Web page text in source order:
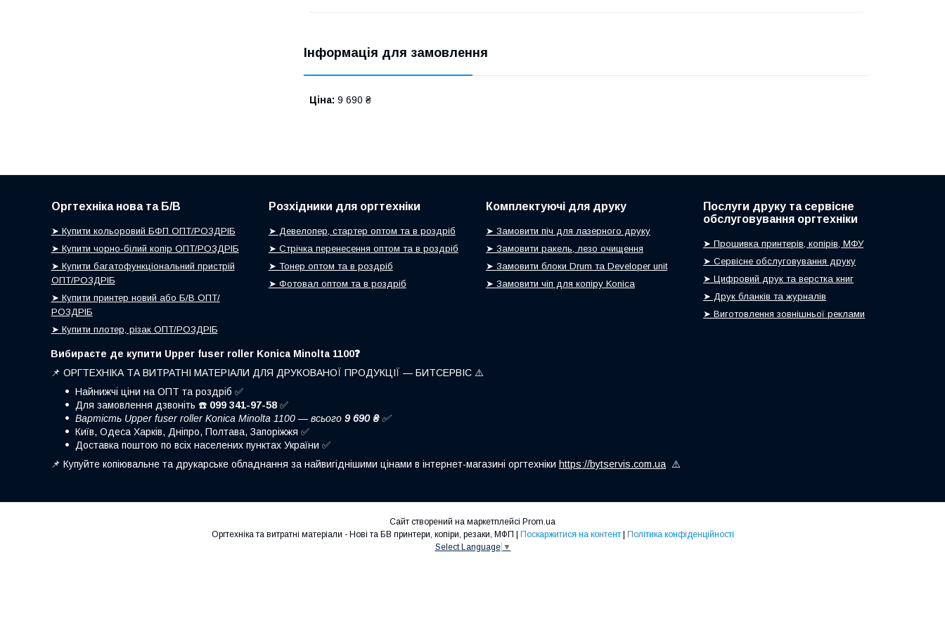
Інформація для замовлення
Ціна: 9 690 ₴
Оргтехніка нова та Б/В
➤ Купити кольоровий БФП ОПТ/РОЗДРІБ
➤ Купити чорно-білий копір ОПТ/РОЗДРІБ
➤ Купити багатофункціональний пристрій
ОПТ/РОЗДРІБ
➤ Купити принтер новий або Б/В ОПТ/
РОЗДРІБ
➤ Купити плотер, різак ОПТ/РОЗДРІБ
Розхідники для оргтехніки
➤ Девелопер, стартер оптом та в роздріб
➤ Стрічка перенесення оптом та в роздріб
➤ Тонер оптом та в роздріб
➤ Фотовал оптом та в роздріб
Комплектуючі для друку
➤ Замовити піч для лазерного друку
➤ Замовити ракель, лезо очищення
➤ Замовити блоки Drum та Developer unit
➤ Замовити чіп для копіру Konica
Послуги друку та сервісне
обслуговування оргтехніки
➤ Прошивка принтерів, копірів, МФУ
➤ Сервісне обслуговування друку
➤ Цифровий друк та верстка книг
➤ Друк бланків та журналів
➤ Виготовлення зовнішньої реклами
Вибираєте де купити Upper fuser roller Konica Minolta 1100❓
📌 ОРГТЕХНІКА ТА ВИТРАТНІ МАТЕРІАЛИ ДЛЯ ДРУКОВАНОЇ ПРОДУКЦІЇ — БИТСЕРВІС ⚠️
Найнижчі ціни на ОПТ та роздріб ✅
Для замовлення дзвоніть ☎️ 099 341-97-58 ✅
Вартість Upper fuser roller Konica Minolta 1100 — всього 9 690 ₴ ✅
Київ, Одеса Харків, Дніпро, Полтава, Запоріжжя ✅
Доставка поштою по всіх населених пунктах України ✅
📌 Купуйте копіювальне та друкарське обладнання за найвигіднішими цінами в інтернет-магазині оргтехніки https://bytservis.com.ua ⚠️
Сайт створений на маркетплейсі Prom.ua
Оргтехніка та витратні матеріали - Нові та БВ принтери, копіри, резаки, МФП | Поскаржитися на контент | Політика конфіденційності
Select Language ▼